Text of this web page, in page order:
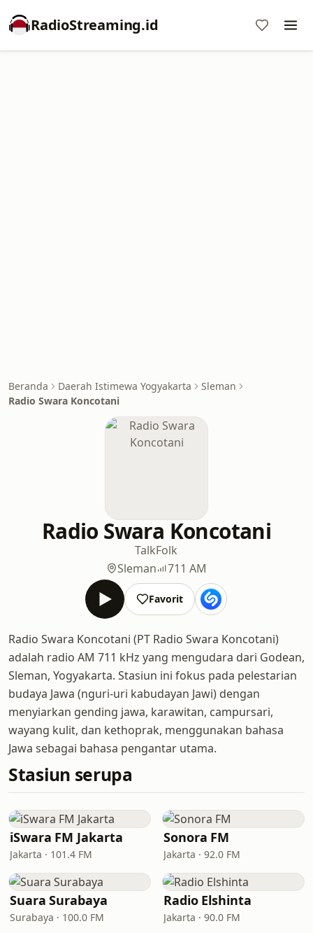
RadioStreaming.id
Beranda Daerah Istimewa Yogyakarta
Sleman
Radio Swara Koncotani
Radio Swara Koncotani
TalkFolk
Sleman
711 AM
Favorit
Radio Swara Koncotani (PT Radio Swara Koncotani)
adalah radio AM 711 kHz yang mengudara dari Godean,
Sleman, Yogyakarta. Stasiun ini fokus pada pelestarian
budaya Jawa (nguri-uri kabudayan Jawi) dengan
menyiarkan gending jawa, karawitan, campursari,
wayang kulit, dan kethoprak, menggunakan bahasa
Jawa sebagai bahasa pengantar utama.
Stasiun serupa
iSwara FM Jakarta
Jakarta · 101.4 FM
Sonora FM
Jakarta · 92.0 FM
Suara Surabaya
Surabaya · 100.0 FM
Radio Elshinta
Jakarta · 90.0 FM